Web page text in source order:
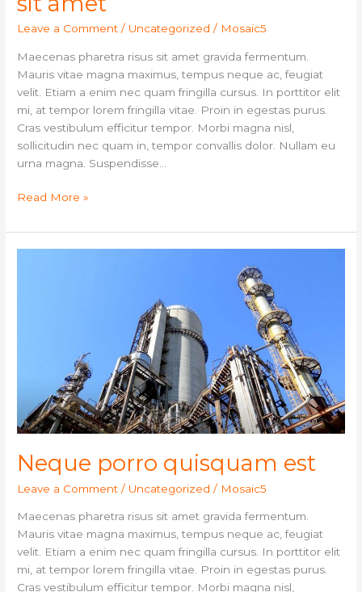
Leave a Comment / Uncategorized / Mosaic5
Maecenas pharetra risus sit amet gravida fermentum.
Mauris vitae magna maximus, tempus neque ac, feugiat
velit. Etiam a enim nec quam fringilla cursus. In porttitor elit
mi, at tempor lorem fringilla vitae. Proin in egestas purus.
Cras vestibulum efficitur tempor. Morbi magna nisl,
sollicitudin nec quam in, tempor convallis dolor. Nullam eu
urna magna. Suspendisse…
Read More »
Neque porro quisquam est
Leave a Comment / Uncategorized / Mosaic5
Maecenas pharetra risus sit amet gravida fermentum.
Mauris vitae magna maximus, tempus neque ac, feugiat
velit. Etiam a enim nec quam fringilla cursus. In porttitor elit
mi, at tempor lorem fringilla vitae. Proin in egestas purus.
Cras vestibulum efficitur tempor. Morbi magna nisl,